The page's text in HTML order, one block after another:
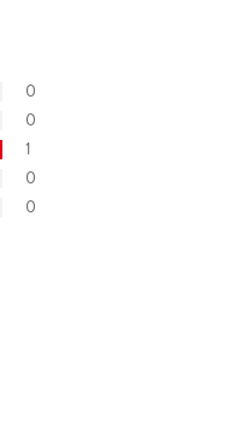
0
0
1
0
0